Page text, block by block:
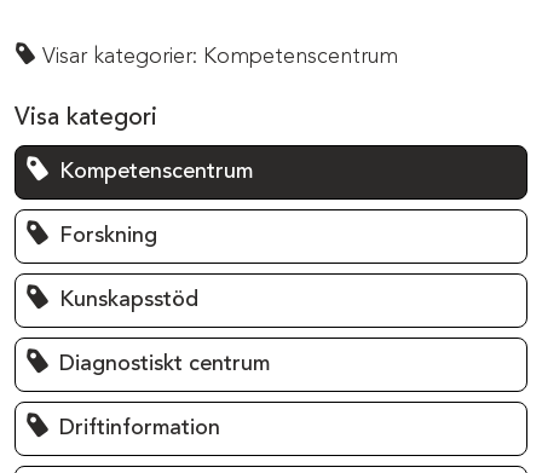
Visar kategorier: Kompetenscentrum
Visa kategori
Kompetenscentrum
Forskning
Kunskapsstöd
Diagnostiskt centrum
Driftinformation